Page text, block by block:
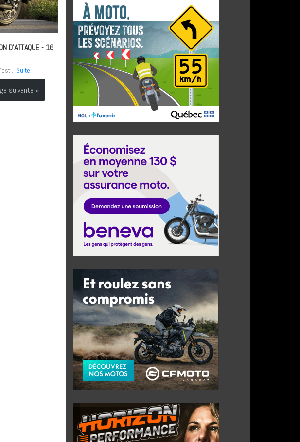
D’ATTAQUE- 16
Suite
suivante »